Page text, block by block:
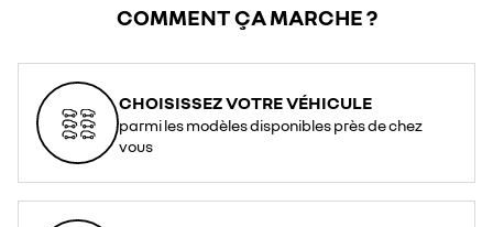
COMMENT ÇA MARCHE ?
CHOISISSEZ VOTRE VÉHICULE
parmi les modèles disponibles près de chez
vous